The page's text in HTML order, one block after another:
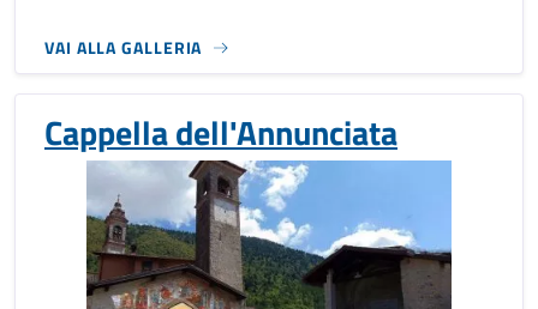
VAI ALLA GALLERIA
Cappella dell'Annunciata